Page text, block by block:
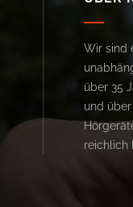
Wir sind
über 35
und
reichlich